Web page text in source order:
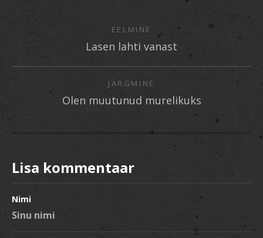
EELMINE
Lasen lahti vanast
JÄRGMINE
Olen muutunud murelikuks
Lisa kommentaar
Nimi